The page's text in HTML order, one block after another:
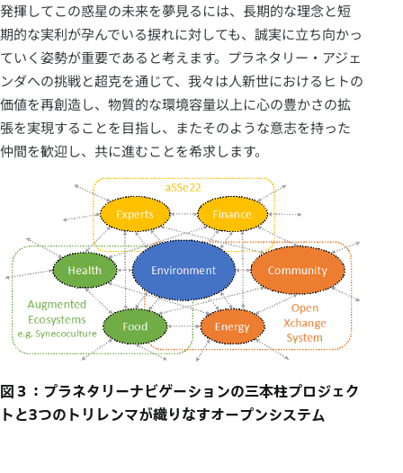
発揮してこの惑星の未来を夢見るには、長期的な理念と短
期的な実利が孕んでいる捩れに対しても、誠実に立ち向かっ
ていく姿勢が重要であると考えます。プラネタリー・アジェ
ンダへの挑戦と超克を通じて、我々は人新世におけるヒトの
価値を再創造し、物質的な環境容量以上に心の豊かさの拡
張を実現することを目指し、またそのような意志を持った
仲間を歓迎し、共に進むことを希求します。
図３：プラネタリーナビゲーションの三本柱プロジェク
トと3つのトリレンマが織りなすオープンシステム